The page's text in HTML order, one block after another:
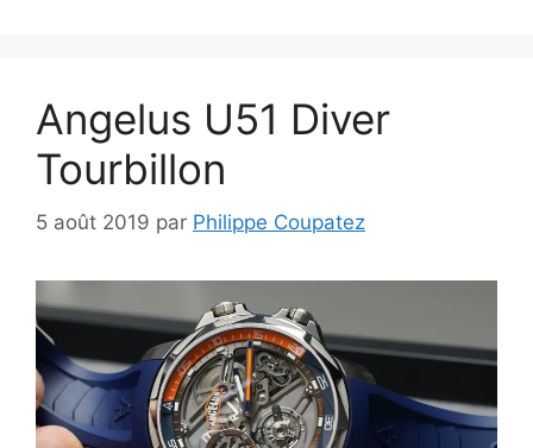
Angelus U51 Diver
Tourbillon
5 août 2019 par Philippe Coupatez